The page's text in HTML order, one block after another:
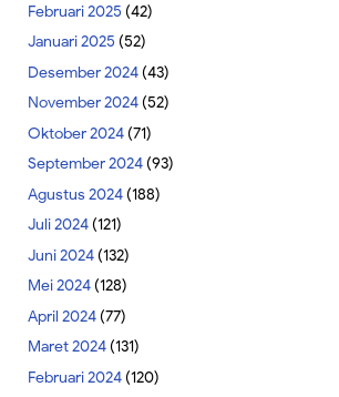
Februari 2025 (42)
Januari 2025 (52)
Desember 2024(43)
November 2024(52)
Oktober 2024(71)
September 2024(93)
Agustus 2024(188)
Juli 2024(121)
Juni 2024(132)
Mei 2024(128)
April 2024(77)
Maret 2024(131)
Februari 2024(120)